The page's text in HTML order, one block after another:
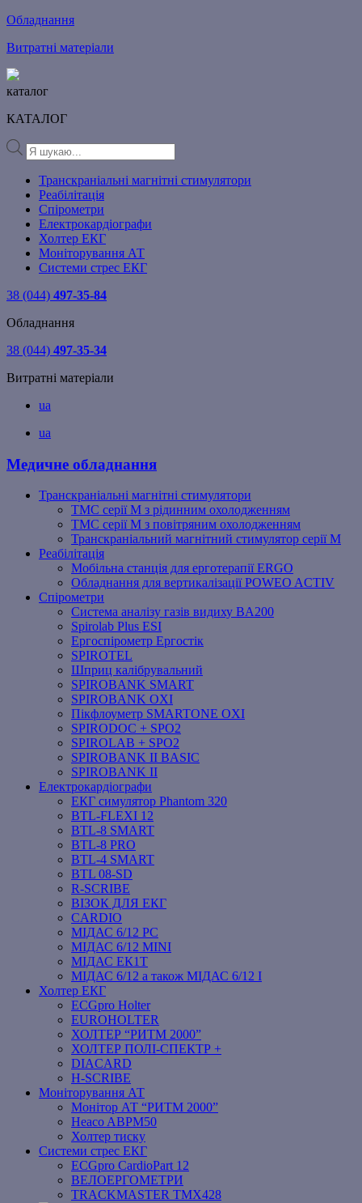
Обладнання
Витратні матеріали
каталог
КАТАЛОГ
Products
search
Транскраніальні магнітні стимулятори
Реабілітація
Спірометри
Електрокардіографи
Холтер ЕКГ
Моніторування АТ
Системи стрес ЕКГ
38 (044) 497-35-84
Обладнання
38 (044) 497-35-34
Витратні матеріали
ua
ua
Медичне обладнання
Транскраніальні магнітні стимулятори
ТМС серії M з рідинним охолодженням
ТМС серії M з повітряним охолодженням
Транскраніальний магнітний стимулятор серії M
Реабілітація
Мобільна станція для ерготерапії ERGO
Обладнання для вертикалізації POWEO ACTIV
Спірометри
Система аналізу газів видиху BA200
Spirolab Plus ESI
Ергоспірометр Ергостік
SPIROTEL
Шприц калібрувальний
SPIROBANK SMART
SPIROBANK OXI
Пікфлоуметр SMARTONE OXI
SPIRODOC + SPO2
SPIROLAB + SPO2
SPIROBANK II BASIC
SPIROBANK II
Електрокардіографи
ЕКГ симулятор Phantom 320
BTL-FLEXI 12
BTL-8 SMART
BTL-8 PRO
BTL-4 SMART
BTL 08-SD
R-SCRIBE
ВІЗОК ДЛЯ ЕКГ
CARDIO
МІДАС 6/12 PC
МІДАС 6/12 MINI
МІДАС ЕК1Т
МІДАС 6/12 а також МІДАС 6/12 І
Холтер ЕКГ
ECGpro Holter
EUROHOLTER
ХОЛТЕР “РИТМ 2000”
ХОЛТЕР ПОЛІ-СПЕКТР +
DIACARD
H-SCRIBE
Моніторування АТ
Монітор АТ “РИТМ 2000”
Heaco ABPM50
Холтер тиску
Системи стрес ЕКГ
ECGpro CardioPart 12
ВЕЛОЕРГОМЕТРИ
TRACKMASTER TMX428